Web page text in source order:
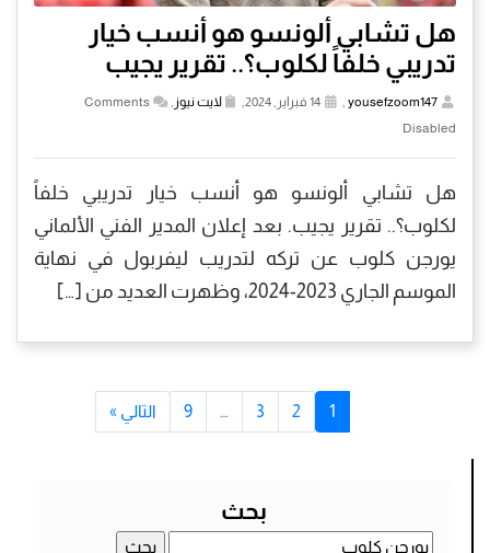
هل تشابي ألونسو هو أنسب خيار
تدريبي خلفاً لكلوب؟.. تقرير يجيب
yousefzoom147
, لايت نيوز ,
Comments
Disabled
هل تشابي ألونسو هو أنسب خيار تدريبي خلفاً
لكلوب؟.. تقرير يجيب. بعد إعلان المدير الفني الألماني
يورجن كلوب عن تركه لتدريب ليفربول في نهاية
الموسم الجاري 2023-2024، وظهرت العديد من […]
1
2
3
…
9 التالي »
بحث
البحث